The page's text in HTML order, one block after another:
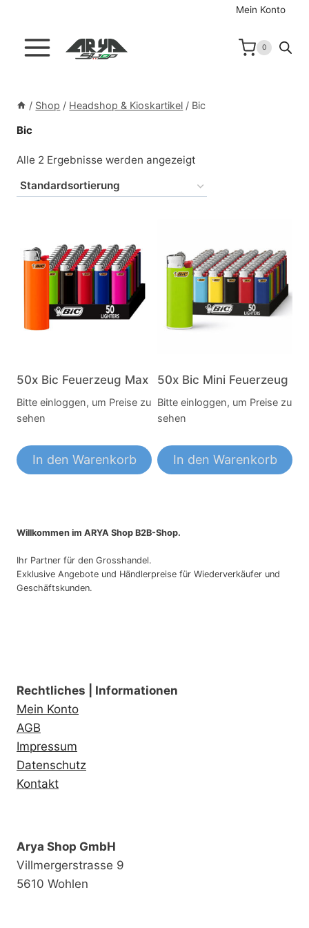
springen
Mein Konto
0
/ Shop / Headshop & Kioskartikel / Bic
Bic
Alle 2 Ergebnisse werden angezeigt
50x Bic Feuerzeug Max
Bitte einloggen, um Preise zu
sehen
In den Warenkorb
50x Bic Mini Feuerzeug
Bitte einloggen, um Preise zu
sehen
In den Warenkorb
Willkommen im ARYA Shop B2B-Shop.
Ihr Partner für den Grosshandel.
Exklusive Angebote und Händlerpreise für Wiederverkäufer und
Geschäftskunden.
Rechtliches | Informationen
Mein Konto
AGB
Impressum
Datenschutz
Kontakt
Arya Shop GmbH
Villmergerstrasse 9
5610 Wohlen